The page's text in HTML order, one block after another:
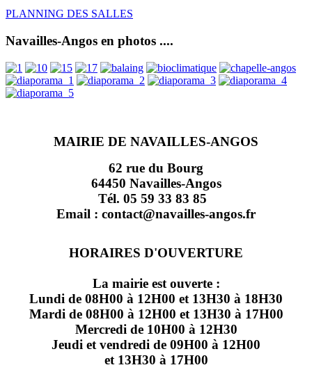
PLANNING DES SALLES
Navailles-Angos en photos ....
MAIRIE DE NAVAILLES-ANGOS
62 rue du Bourg
64450 Navailles-Angos
Tél. 05 59 33 83 85
Email : contact@navailles-angos.fr
HORAIRES D'OUVERTURE
La mairie est ouverte :
Lundi de 08H00 à 12H00 et 13H30 à 18H30
Mardi de 08H00 à 12H00 et 13H30 à 17H00
Mercredi de 10H00 à 12H30
Jeudi et vendredi de 09H00 à 12H00
et 13H30 à 17H00